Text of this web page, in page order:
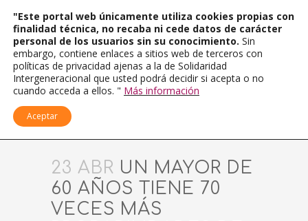
23 ABR UN MAYOR DE
60 AÑOS TIENE 70
VECES MÁS
"Este portal web únicamente utiliza cookies propias con
finalidad técnica, no recaba ni cede datos de carácter
personal de los usuarios sin su conocimiento. Sin
embargo, contiene enlaces a sitios web de terceros con
políticas de privacidad ajenas a la de Solidaridad
Intergeneracional que usted podrá decidir si acepta o no
cuando acceda a ellos. " Más información
Aceptar